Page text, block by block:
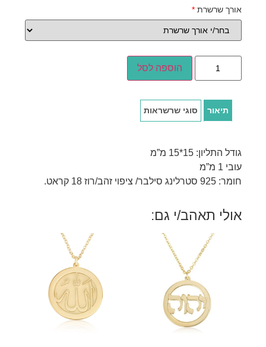
אורך שרשרת*
הוספה לסל
תיאור סוגי שרשראות
גודל התליון: 15*15 מ”מ
עובי 1 מ”מ
חומר: 925 סטרלינג סילבר/ ציפוי זהב/רוז 18 קראט.
אולי תאהב/י גם: